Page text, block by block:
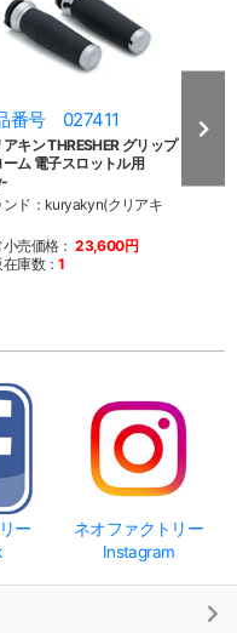
番号 027411
アキン THRESHER グリップ
ーム 電子スロットル用
ンド：kuryakyn(クリアキ
売価格： 23,600円
在庫数：1
商
ー
ネオファクトリー
Instagram